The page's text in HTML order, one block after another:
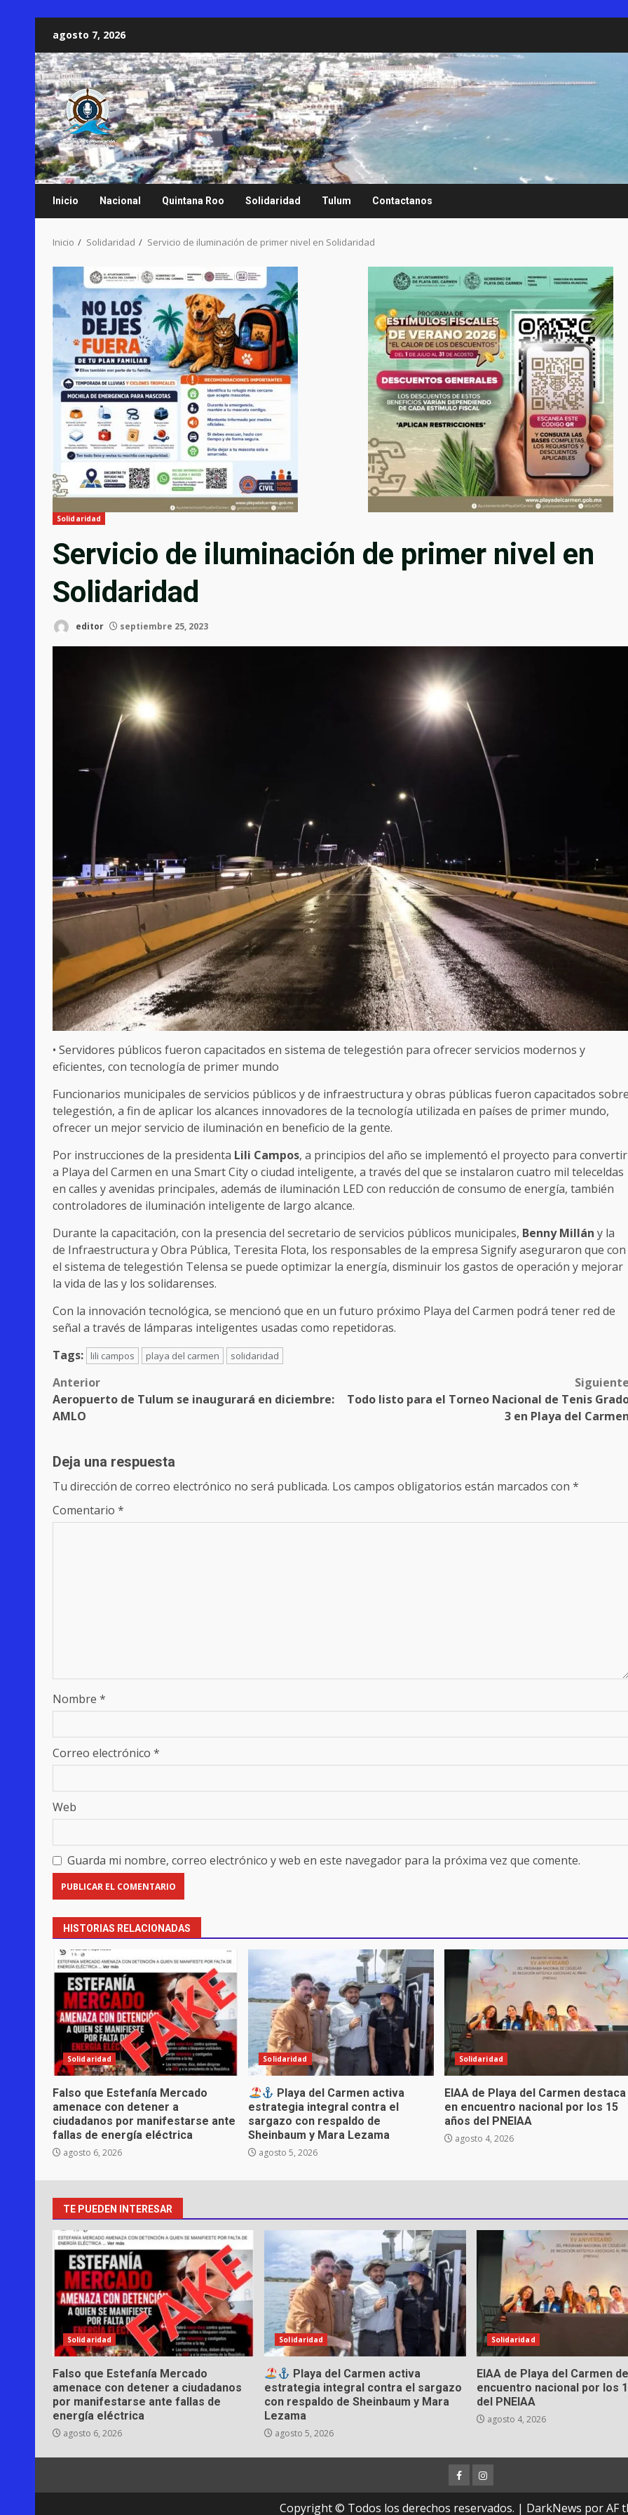
contenido
agosto 7, 2026
Inicio Nacional Quintana Roo Solidaridad Tulum Contactanos
Inicio Solidaridad Servicio de iluminación de primer nivel en Solidaridad
Solidaridad
Servicio de iluminación de primer nivel en
Solidaridad
editor septiembre 25, 2023
• Servidores públicos fueron capacitados en sistema de telegestión para ofrecer servicios modernos y
eficientes, con tecnología de primer mundo
Funcionarios municipales de servicios públicos y de infraestructura y obras públicas fueron capacitados
telegestión, a fin de aplicar los alcances innovadores de la tecnología utilizada en países de primer mundo,
ofrecer un mejor servicio de iluminación en beneficio de la gente.
Por instrucciones de la presidenta Lili Campos, a principios del año se implementó el proyecto para convertir
a Playa del Carmen en una Smart City o ciudad inteligente, a través del que se instalaron cuatro mil teleceldas
en calles y avenidas principales, además de iluminación LED con reducción de consumo de energía, también
controladores de iluminación inteligente de largo alcance.
Durante la capacitación, con la presencia del secretario de servicios públicos municipales, Benny Millán y la
de Infraestructura y Obra Pública, Teresita Flota, los responsables de la empresa Signify aseguraron que con
el sistema de telegestión Telensa se puede optimizar la energía, disminuir los gastos de operación y mejorar
la vida de las y los solidarenses.
Con la innovación tecnológica, se mencionó que en un futuro próximo Playa del Carmen podrá tener red de
señal a través de lámparas inteligentes usadas como repetidoras.
Tags:
lili campos playa del carmen solidaridad
Post
navigation
Anterior
Aeropuerto de Tulum se inaugurará en diciembre:
AMLO
Todo listo para el Torneo Nacional de Tenis
3 en Playa del
Deja una respuesta
Tu dirección de correo electrónico no será publicada. Los campos obligatorios están marcados con *
Comentario *
Nombre *
Correo electrónico *
Web
Guarda mi nombre, correo electrónico y web en este navegador para la próxima vez que comente.
HISTORIAS RELACIONADAS
Solidaridad
Falso que Estefanía Mercado
amenace con detener a
ciudadanos por manifestarse ante
fallas de energía eléctrica
agosto 6, 2026
Solidaridad
Playa del Carmen activa
estrategia integral contra el
sargazo con respaldo de
Sheinbaum y Mara Lezama
agosto 5, 2026
Solidaridad
EIAA de Playa del Carmen destaca
en encuentro nacional por los 15
años del PNEIAA
agosto 4, 2026
TE PUEDEN INTERESAR
Solidaridad
Falso que Estefanía Mercado
amenace con detener a ciudadanos
por manifestarse ante fallas de
energía eléctrica
agosto 6, 2026
Solidaridad
Playa del Carmen activa
estrategia integral contra el sargazo
con respaldo de Sheinbaum y Mara
Lezama
agosto 5, 2026
Solidaridad
EIAA de Playa del Carmen
encuentro nacional por los
del PNEIAA
agosto 4, 2026
FacebookInstagram
Copyright © Todos los derechos reservados. | DarkNews por AF